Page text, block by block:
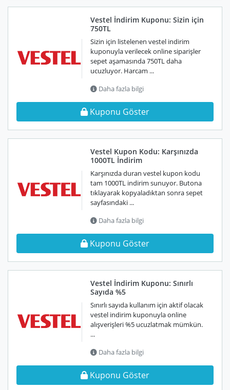
Vestel İndirim Kuponu: Sizin için
750TL
Sizin için listelenen vestel indirim
kuponuyla verilecek online siparişler
sepet aşamasında 750TL daha
ucuzluyor. Harcam ...
Daha fazla bilgi
Kuponu Göster
Vestel Kupon Kodu: Karşınızda
1000TL İndirim
Karşınızda duran vestel kupon kodu
tam 1000TL indirim sunuyor. Butona
tıklayarak kopyaladıktan sonra sepet
sayfasındaki ...
Daha fazla bilgi
Kuponu Göster
Vestel İndirim Kuponu: Sınırlı
Sayıda %5
Sınırlı sayıda kullanım için aktif olacak
vestel indirim kuponuyla online
alışverişleri %5 ucuzlatmak mümkün.
...
Daha fazla bilgi
Kuponu Göster